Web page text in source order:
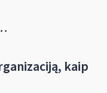
kaip